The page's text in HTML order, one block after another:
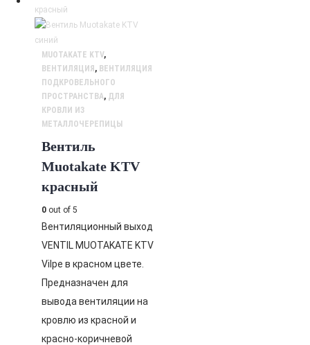
MUOTAKATE KTV,
ВЕНТИЛЯЦИЯ, ВЕНТИЛЯЦИЯ
ПОДКРОВЕЛЬНОГО
ПРОСТРАНСТВА, ДЛЯ
КРОВЛИ ИЗ
МЕТАЛЛОЧЕРЕПИЦЫ
Вентиль
Muotakate KTV
красный
0 out of 5
Вентиляционный выход
VENTIL MUOTAKATE KTV
Vilpe в красном цвете.
Предназначен для
вывода вентиляции на
кровлю из красной и
красно-коричневой